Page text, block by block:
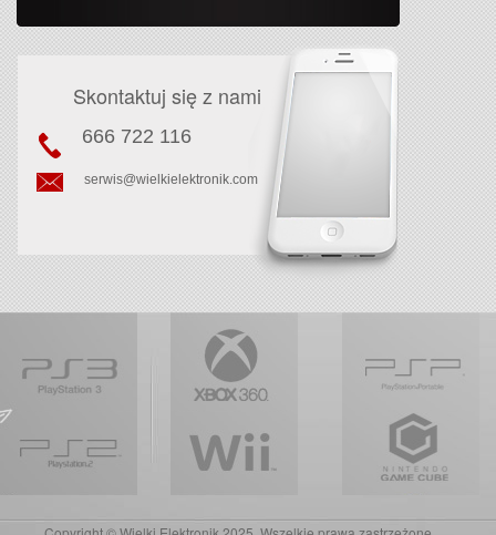
Skontaktuj się z nami
666 722 116
serwis@wielkielektronik.com